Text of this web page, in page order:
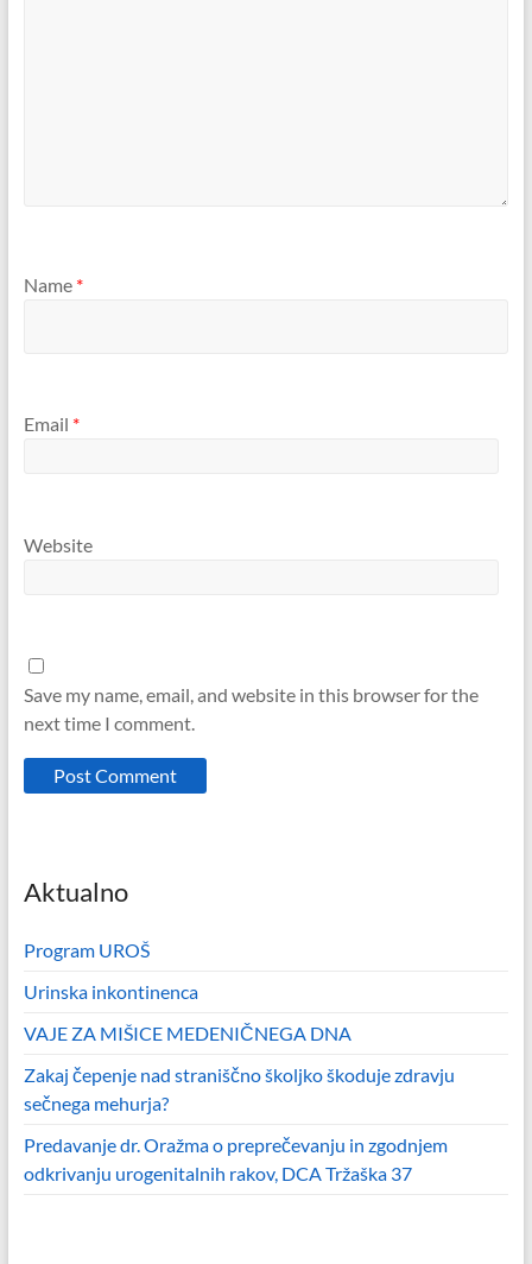
Name *
Email *
Website
Save my name, email, and website in this browser for the
next time I comment.
Aktualno
Program UROŠ
Urinska inkontinenca
VAJE ZA MIŠICE MEDENIČNEGA DNA
Zakaj čepenje nad straniščno školjko škoduje zdravju
sečnega mehurja?
Predavanje dr. Oražma o preprečevanju in zgodnjem
odkrivanju urogenitalnih rakov, DCA Tržaška 37